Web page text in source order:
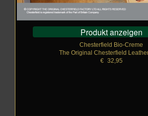
Produkt anzeigen
Chesterfield Bio-Creme
The Original Chesterfield
€_ 32,95